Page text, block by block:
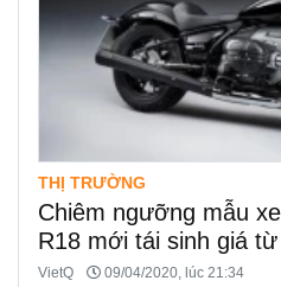
THỊ TRƯỜNG
Chiêm ngưỡng mẫu
R18 mới tái sinh giá
VietQ 09/04/2020, lúc 21:34